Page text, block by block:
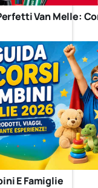
Van Melle:
E Famiglie